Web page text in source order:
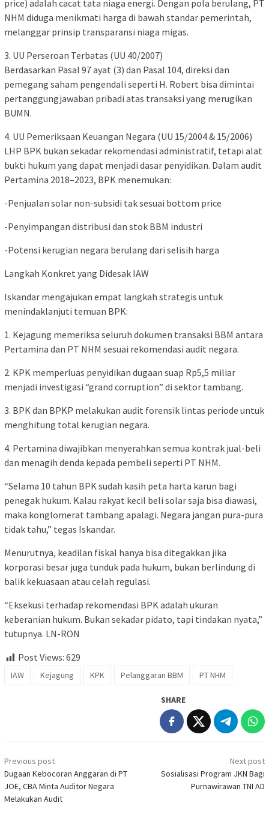
price) adalah cacat tata niaga energi. Dengan pola berulang, PT
NHM diduga menikmati harga di bawah standar pemerintah,
melanggar prinsip transparansi niaga migas.
3. UU Perseroan Terbatas (UU 40/2007)
Berdasarkan Pasal 97 ayat (3) dan Pasal 104, direksi dan
pemegang saham pengendali seperti H. Robert bisa dimintai
pertanggungjawaban pribadi atas transaksi yang merugikan
BUMN.
4. UU Pemeriksaan Keuangan Negara (UU 15/2004 & 15/2006)
LHP BPK bukan sekadar rekomendasi administratif, tetapi alat
bukti hukum yang dapat menjadi dasar penyidikan. Dalam audit
Pertamina 2018–2023, BPK menemukan:
-Penjualan solar non-subsidi tak sesuai bottom price
-Penyimpangan distribusi dan stok BBM industri
-Potensi kerugian negara berulang dari selisih harga
Langkah Konkret yang Didesak IAW
Iskandar mengajukan empat langkah strategis untuk
menindaklanjuti temuan BPK:
1. Kejagung memeriksa seluruh dokumen transaksi BBM antara
Pertamina dan PT NHM sesuai rekomendasi audit negara.
2. KPK memperluas penyidikan dugaan suap Rp5,5 miliar
menjadi investigasi “grand corruption” di sektor tambang.
3. BPK dan BPKP melakukan audit forensik lintas periode untuk
menghitung total kerugian negara.
4. Pertamina diwajibkan menyerahkan semua kontrak jual-beli
dan menagih denda kepada pembeli seperti PT NHM.
“Selama 10 tahun BPK sudah kasih peta harta karun bagi
penegak hukum. Kalau rakyat kecil beli solar saja bisa diawasi,
maka konglomerat tambang apalagi. Negara jangan pura-pura
tidak tahu,” tegas Iskandar.
Menurutnya, keadilan fiskal hanya bisa ditegakkan jika
korporasi besar juga tunduk pada hukum, bukan berlindung di
balik kekuasaan atau celah regulasi.
“Eksekusi terhadap rekomendasi BPK adalah ukuran
keberanian hukum. Bukan sekadar pidato, tapi tindakan nyata,”
tutupnya. LN-RON
Post Views: 629
IAW Kejagung KPK Pelanggaran BBM PT NHM
SHARE
Post
navigation
Previous post
Dugaan Kebocoran Anggaran di PT
JOE, CBA Minta Auditor Negara
Melakukan Audit
Next post
Sosialisasi Program JKN Bagi
Purnawirawan TNI AD